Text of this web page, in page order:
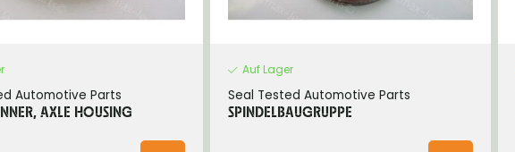
Automotive Parts
AXLE HOUSING
Auf Lager
Seal Tested Automotive Parts
SPINDELBAUGRUPPE